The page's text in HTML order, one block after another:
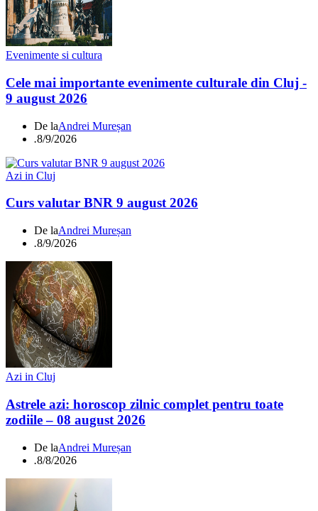
Evenimente si cultura
Cele mai importante evenimente culturale din Cluj -
9 august 2026
De laAndrei Mureșan
.8/9/2026
Azi in Cluj
Curs valutar BNR 9 august 2026
De laAndrei Mureșan
.8/9/2026
Azi in Cluj
Astrele azi: horoscop zilnic complet pentru toate
zodiile – 08 august 2026
De laAndrei Mureșan
.8/8/2026